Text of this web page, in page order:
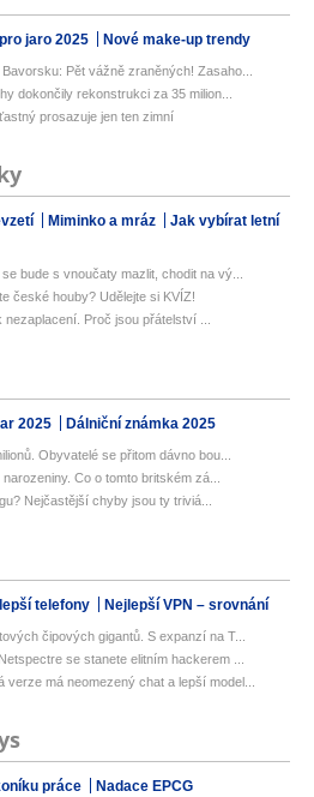
jaro 2025 Nové make-up trendy
Pět vážně zraněných! Zasaho...
dokončily rekonstrukci za 35 milion...
prosazuje jen ten zimní
Miminko a mráz
Jak vybírat letní
bude s vnoučaty mazlit, chodit na vý...
české houby? Udělejte si KVÍZ!
Proč jsou přátelství ...
2025 Dálniční známka 2025
Obyvatelé se přitom dávno bou...
Co o tomto britském zá...
Nejčastější chyby jsou ty triviá...
telefony Nejlepší VPN – srovnání
čipových gigantů. S expanzí na T...
se stanete elitním hackerem ...
má neomezený chat a lepší model...
práce Nadace EPCG